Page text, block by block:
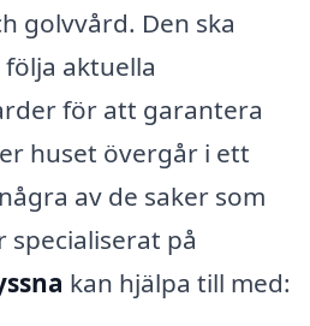
golvvård. Den ska
aktuella
för att garantera
huset övergår i ett
av de saker som
på
kan hjälpa till med: